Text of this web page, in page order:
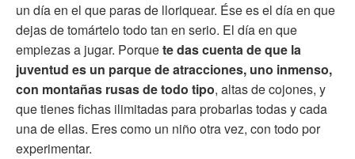
un día en el que paras de lloriquear. Ése es el día en que
dejas de tomártelo todo tan en serio. El día en que
empiezas a jugar. Porquete das cuenta de que la
juventud es un parque de atracciones, uno inmenso,
con montañas rusas de todo tipo, altas de cojones, y
que tienes fichas ilimitadas para probarlas todas y cada
una de ellas. Eres como un niño otra vez, con todo por
experimentar.